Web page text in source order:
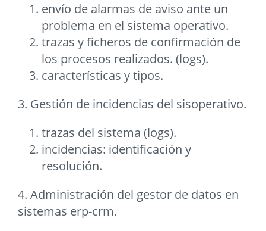
envío de alarmas de aviso ante un
problema en el sistema operativo.
trazas y ficheros de confirmación de
los procesos realizados. (logs).
características y tipos.
3. Gestión de incidencias del sisoperativo.
trazas del sistema (logs).
incidencias: identificación y
resolución.
4. Administración del gestor de datos en
sistemas erp-crm.